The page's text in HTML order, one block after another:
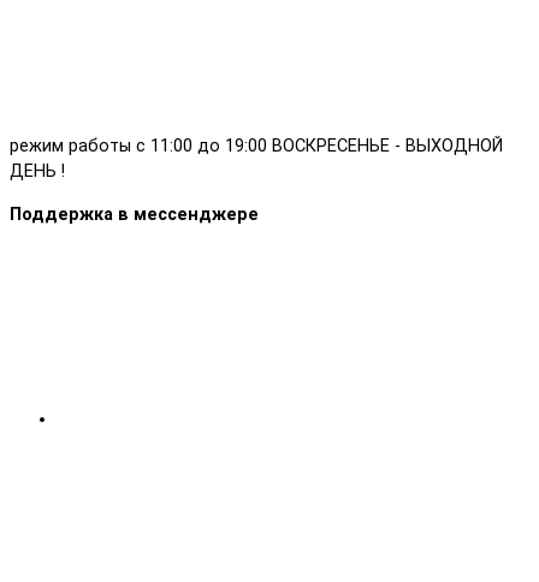
режим работы с 11:00 до 19:00 ВОСКРЕСЕНЬЕ - ВЫХОДНОЙ
ДЕНЬ !
Поддержка в мессенджере